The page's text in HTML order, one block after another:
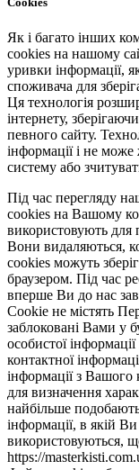
Як і багато інших
cookies на нашому
уривки інформації,
споживача для
Ця технологія
інтернету,
певного сайту.
інформації і не
систему або
Під час перегляду
cookies на Вашому
використовують для
Вони видаляються,
cookies можуть
браузером. Під час
вперше Ви до нас
Cookie не містять
заблоковані Вами у
особистої
контактної
інформації з
для визначення
найбільше
інформації, в якій
використовуються,
https://